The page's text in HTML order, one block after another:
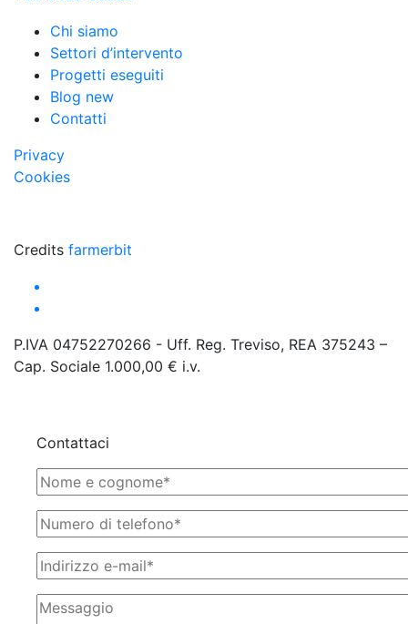
Chi siamo
Settori d’intervento
Progetti eseguiti
Blog new
Contatti
Privacy
Cookies
Credits farmerbit
P.IVA 04752270266 - Uff. Reg. Treviso, REA 375243 –
Cap. Sociale 1.000,00 € i.v.
Contattaci